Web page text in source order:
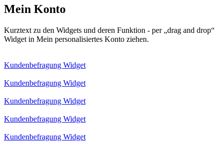
Mein Konto
Kurztext zu den Widgets und deren Funktion - per „drag and drop“
Widget in Mein personalisiertes Konto ziehen.
Kundenbefragung Widget
Kundenbefragung Widget
Kundenbefragung Widget
Kundenbefragung Widget
Kundenbefragung Widget